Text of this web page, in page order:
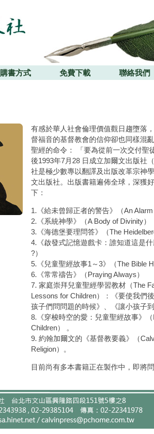
購書方式 免費下載 聯絡我們
有感於華人社會倫理價值觀日趨墮落
督福音的基督教會的信仰卻也同樣混
聖經的命令： 「要為從前一次交付聖
後1993年7月28 日成立加爾文出版社
社是極少數專以翻譯及出版改革宗神
文出版社。出版書籍遍佈全球，深獲
下：
1.《給未曾歸正者的警告》（An Alarm
2.《系統神學》（A Body of Divinity）
3.《海德堡要理問答》（The
4.《啟發式記憶遊戲卡：誰知道這是
?）
5.《兒童聖經故事1～3》（The Bible
6.《常常禱告》（Praying Always）
7. 家庭崇拜兒童聖經學習教材（The
Lessons for Children）：《要使我們
孩子們問問題的時候》
《讓小孩子
8.《穿梭時空的愛：兒童聖經故事》
Children） 。
9. 約翰加爾文的《基督教要義》（
Religion）。
目前尚有多本書籍正在製作中，即將